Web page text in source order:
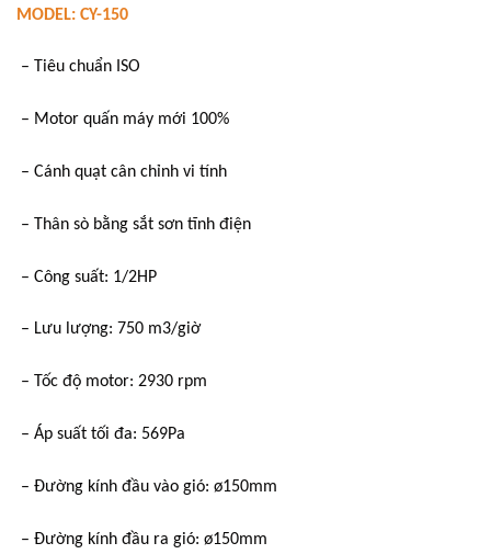
MODEL: CY-150
– Tiêu chuẩn ISO
– Motor quấn máy mới 100%
– Cánh quạt cân chỉnh vi tính
– Thân sò bằng sắt sơn tĩnh điện
– Công suất: 1/2HP
– Lưu lượng: 750 m3/giờ
– Tốc độ motor: 2930 rpm
– Áp suất tối đa: 569Pa
– Đường kính đầu vào gió: ø150mm
– Đường kính đầu ra gió: ø150mm